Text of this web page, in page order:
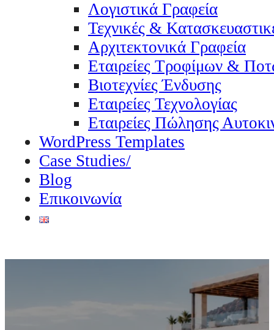
Λογιστικά Γραφεία
Τεχνικές &
Αρχιτεκτονικά Γραφεία
Εταιρείες Τροφίμων &
Βιοτεχνίες Ένδυσης
Εταιρείες Τεχνολογίας
Εταιρείες Πώλησης
WordPress Templates
Case Studies/
Blog
Επικοινωνία